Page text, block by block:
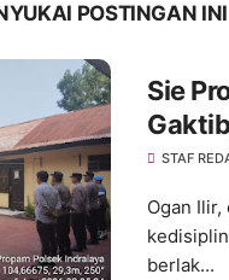
POSTINGAN INI
Sie
STAF
Ogan
berlak...